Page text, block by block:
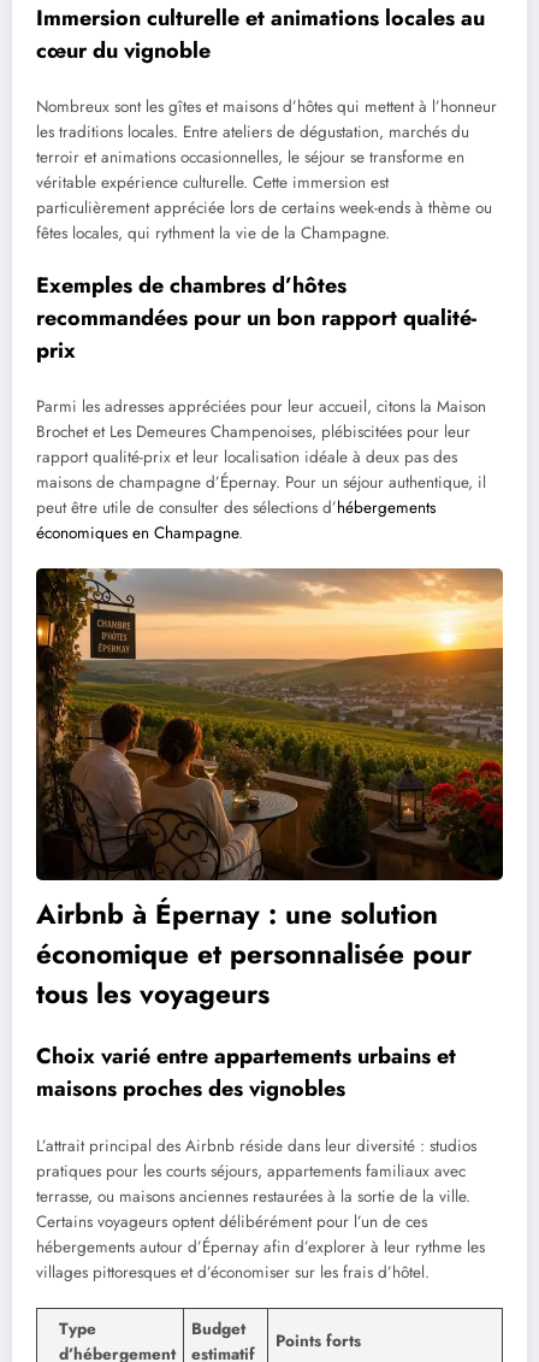
Immersion culturelle et animations locales au
cœur du vignoble
Nombreux sont les gîtes et maisons d’hôtes qui mettent à l’honneur
les traditions locales. Entre ateliers de dégustation, marchés du
terroir et animations occasionnelles, le séjour se transforme en
véritable expérience culturelle. Cette immersion est
particulièrement appréciée lors de certains week-ends à thème ou
fêtes locales, qui rythment la vie de la Champagne.
Exemples de chambres d’hôtes
recommandées pour un bon rapport qualité-
prix
Parmi les adresses appréciées pour leur accueil, citons la Maison
Brochet et Les Demeures Champenoises, plébiscitées pour leur
rapport qualité-prix et leur localisation idéale à deux pas des
maisons de champagne d’Épernay. Pour un séjour authentique, il
peut être utile de consulter des sélections d’hébergements
économiques en Champagne.
Airbnb à Épernay : une solution
économique et personnalisée pour
tous les voyageurs
Choix varié entre appartements urbains et
maisons proches des vignobles
L’attrait principal des Airbnb réside dans leur diversité : studios
pratiques pour les courts séjours, appartements familiaux avec
terrasse, ou maisons anciennes restaurées à la sortie de la ville.
Certains voyageurs optent délibérément pour l’un de ces
hébergements autour d’Épernay afin d’explorer à leur rythme les
villages pittoresques et d’économiser sur les frais d’hôtel.
Type
d’hébergement
Budget
estimatif
Points forts